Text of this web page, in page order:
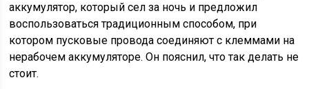
аккумулятор, который сел за ночь и предложил
воспользоваться традиционным способом, при
котором пусковые провода соединяют с клеммами на
нерабочем аккумуляторе. Он пояснил, что так делать не
стоит.